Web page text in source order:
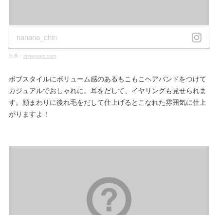
nanana_chin
出典： instagram.com
ボブスタイルにボリューム感のあるもこもこヘアバンドをつけて
カジュアルでおしゃれに。耳をだして、イヤリングも見せられま
す。顔まわりに後れ毛をだして仕上げるとこなれた雰囲気に仕上
がりますよ！